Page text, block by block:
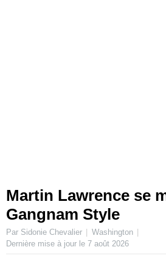
Martin Lawrence se
Gangnam Style
Par Sidonie Chevalier
Washington
Dernière mise à jour le 7 août 2026